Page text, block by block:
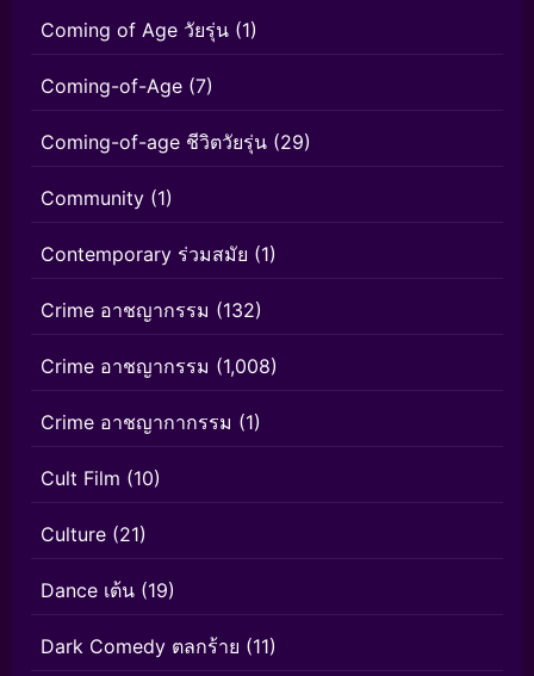
Coming of Age วัยรุ่น (1)
Coming-of-Age (7)
Coming-of-age ชีวิตวัยรุ่น (29)
Community (1)
Contemporary ร่วมสมัย (1)
Crime อาชญากรรม (132)
Crime อาชญากรรม (1,008)
Crime อาชญากากรรม (1)
Cult Film (10)
Culture (21)
Dance เต้น (19)
Dark Comedy ตลกร้าย (11)